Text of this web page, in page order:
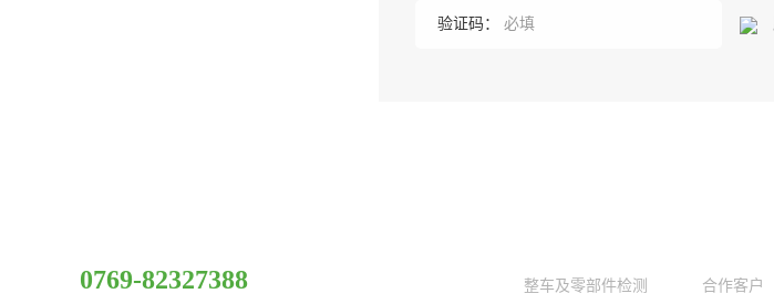
验证码：
0769-82327388 整车及零部件检测 合作客户